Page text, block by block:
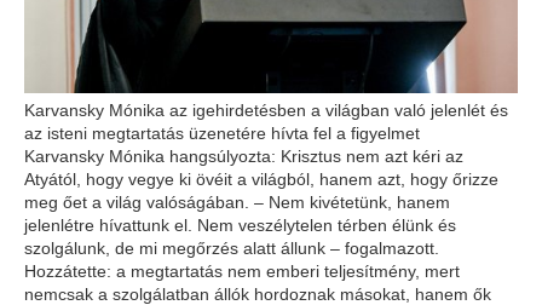
Karvansky Mónika az igehirdetésben a világban való jelenlét és
az isteni megtartatás üzenetére hívta fel a figyelmet
Karvansky Mónika hangsúlyozta: Krisztus nem azt kéri az
Atyától, hogy vegye ki övéit a világból, hanem azt, hogy őrizze
meg őet a világ valóságában. – Nem kivétetünk, hanem
jelenlétre hívattunk el. Nem veszélytelen térben élünk és
szolgálunk, de mi megőrzés alatt állunk – fogalmazott.
Hozzátette: a megtartatás nem emberi teljesítmény, mert
nemcsak a szolgálatban állók hordoznak másokat, hanem ők